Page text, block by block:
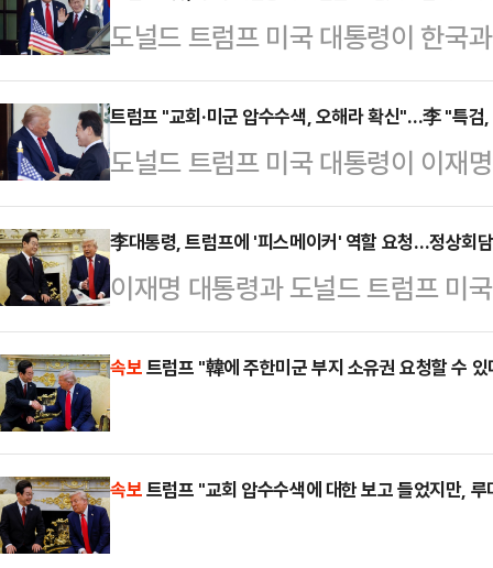
도널드 트럼프 미국 대통령이 한국
주 에너지 개발 협력을 강조했다
(현지시간) 백악관에서 이 대통령
고 싶다고 들었다”며 “그래도 괜찮
는 없을 것이다”고 말했다. 그러면
있을 것”이라며 “미국은 한국이 하
한다”고 덧붙였다.이어 그는 “미국
진행하고 있다”…
트럼프 "교회·미군 압수수색, 오해라 확신"…李 "특검
도널드 트럼프 미국 대통령이 이재
을 압수수색 했다”고 비판한 것에
령은 25일(현지시간) 백악관 집무
기자회견에서 “정보기관이 내게 교
다”며 “만일 그런 일이 실제로 일
러면서 “이 문제를 나중에 이야기
다.트럼프 대통령의 질…
李대통령, 트럼프에 '피스메이커' 역할 요청…정상회
이재명 대통령과 도널드 트럼프 미
이 거론된 인물 중 한명은 김정은
프 대통령을 '피스메이커'라 지칭하
럼프 대통령과 만나 김정은 국무위
"가급적이면 전 세계에서 유일하게
속보트럼프 "韓에 주한미군 부지 소유권 요청할 수
속보트럼프 "교회 압수수색에 대한 보고 들었지만,